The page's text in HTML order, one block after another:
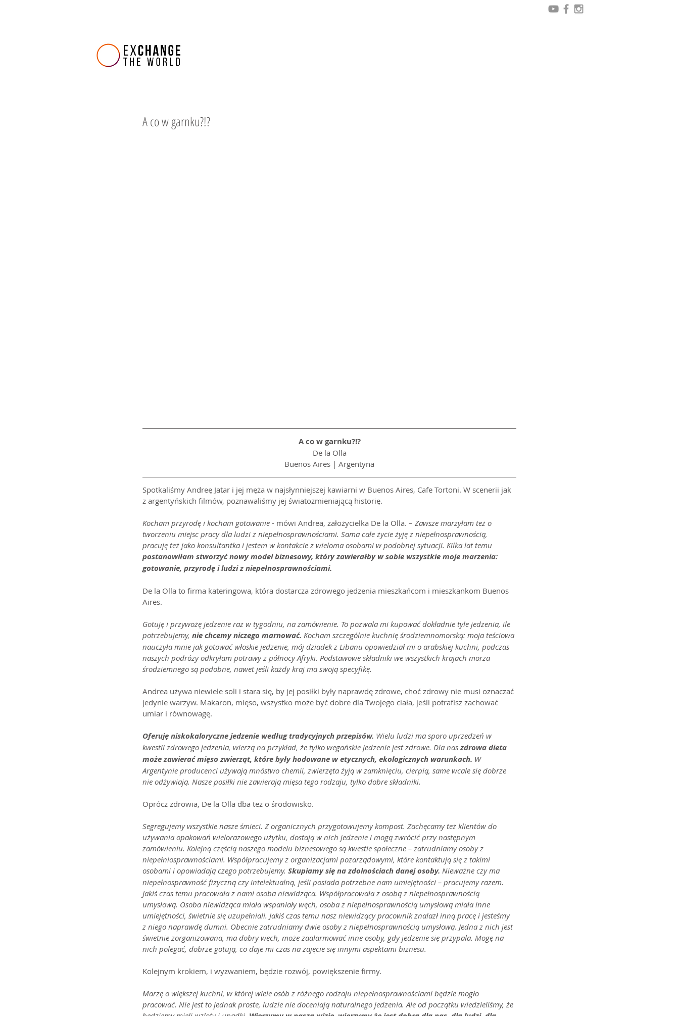
A co w garnku?!?
A co w garnku?!?
De la Olla
Buenos Aires | Argentyna
Spotkaliśmy Andreę Jatar i jej męża w najsłynniejszej kawiarni w Buenos Aires, Cafe Tortoni. W scenerii jak
z argentyńskich filmów, poznawaliśmy jej światozmieniającą historię.
Kocham przyrodę i kocham gotowanie - mówi Andrea, założycielka De la Olla. – Zawsze marzyłam też o
tworzeniu miejsc pracy dla ludzi z niepełnosprawnościami. Sama całe życie żyję z niepełnosprawnością,
pracuję też jako konsultantka i jestem w kontakcie z wieloma osobami w podobnej sytuacji. Kilka lat temu
postanowiłam stworzyć nowy model biznesowy, który zawierałby w sobie wszystkie moje marzenia:
gotowanie, przyrodę i ludzi z niepełnosprawnościami.
De la Olla to firma kateringowa, która dostarcza zdrowego jedzenia mieszkańcom i mieszkankom Buenos
Aires.
Gotuję i przywożę jedzenie raz w tygodniu, na zamówienie. To pozwala mi kupować dokładnie tyle jedzenia, ile
potrzebujemy, nie chcemy niczego marnować. Kocham szczególnie kuchnię środziemnomorską: moja teściowa
nauczyła mnie jak gotować włoskie jedzenie, mój dziadek z Libanu opowiedział mi o arabskiej kuchni, podczas
naszych podróży odkryłam potrawy z północy Afryki. Podstawowe składniki we wszystkich krajach morza
środziemnego są podobne, nawet jeśli każdy kraj ma swoją specyfikę.
Andrea używa niewiele soli i stara się, by jej posiłki były naprawdę zdrowe, choć zdrowy nie musi oznaczać
jedynie warzyw. Makaron, mięso, wszystko może być dobre dla Twojego ciała, jeśli potrafisz zachować
umiar i równowagę.
Oferuję niskokaloryczne jedzenie według tradycyjnych przepisów. Wielu ludzi ma sporo uprzedzeń w
kwestii zdrowego jedzenia, wierzą na przykład, że tylko wegańskie jedzenie jest zdrowe. Dla nas zdrowa dieta
może zawierać mięso zwierząt, które były hodowane w etycznych, ekologicznych warunkach. W
Argentynie producenci używają mnóstwo chemii, zwierzęta żyją w zamknięciu, cierpią, same wcale się dobrze
nie odżywiają. Nasze posiłki nie zawierają mięsa tego rodzaju, tylko dobre składniki.
Oprócz zdrowia, De la Olla dba też o środowisko.
Segregujemy wszystkie nasze śmieci. Z organicznych przygotowujemy kompost. Zachęcamy też klientów do
używania opakowań wielorazowego użytku, dostają w nich jedzenie i mogą zwrócić przy następnym
zamówieniu. Kolejną częścią naszego modelu biznesowego są kwestie społeczne – zatrudniamy osoby z
niepełniosprawnościami. Współpracujemy z organizacjami pozarządowymi, które kontaktują się z takimi
osobami i opowiadają czego potrzebujemy. Skupiamy się na zdolnościach danej osoby. Nieważne czy ma
niepełnosprawność fizyczną czy intelektualną, jeśli posiada potrzebne nam umiejętności – pracujemy razem.
Jakiś czas temu pracowała z nami osoba niewidząca. Współpracowała z osobą z niepełnosprawnością
umysłową. Osoba niewidząca miała wspaniały węch, osoba z niepełnosprawnością umysłową miała inne
umiejętności, świetnie się uzupełniali. Jakiś czas temu nasz niewidzący pracownik znalazł inną pracę i jesteśmy
z niego naprawdę dumni. Obecnie zatrudniamy dwie osoby z niepełnosprawnością umysłową. Jedna z nich jest
świetnie zorganizowana, ma dobry węch, może zaalarmować inne osoby, gdy jedzenie się przypala. Mogę na
nich polegać, dobrze gotują, co daje mi czas na zajęcie się innymi aspektami biznesu.
Kolejnym krokiem, i wyzwaniem, będzie rozwój, powiększenie firmy.
Marzę o większej kuchni, w której wiele osób z różnego rodzaju niepełnosprawnościami będzie mogło
pracować. Nie jest to jednak proste, ludzie nie doceniają naturalnego jedzenia. Ale od początku wiedzieliśmy, że